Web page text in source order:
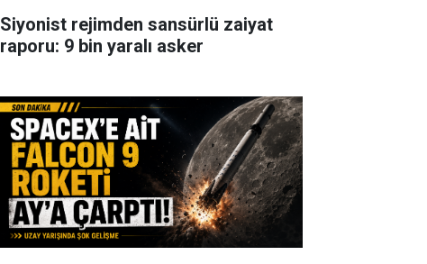
Siyonist rejimden sansürlü zaiyat
raporu: 9 bin yaralı asker